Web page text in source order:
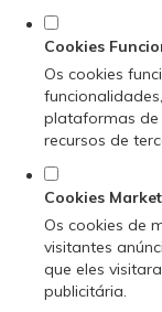
Cookies
Os cookies
plataformas de
recursos de
Cookies
Os cookies de
visitantes
que eles
publicitária.